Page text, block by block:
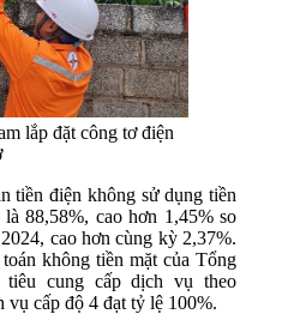
lắp đặt công tơ điện
tiền điện không sử dụng tiền
88,58%, cao hơn 1,45% so
cao hơn cùng kỳ 2,37%.
không tiền mặt của Tổng
cung cấp dịch vụ theo
cấp độ 4 đạt tỷ lệ 100%.